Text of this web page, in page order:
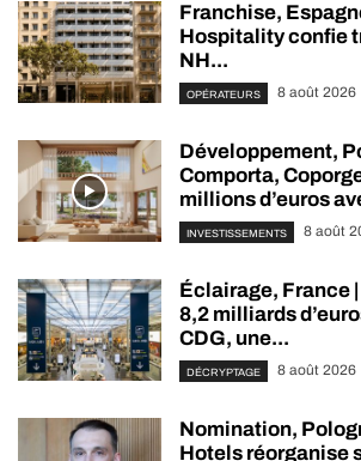
Franchise,
Hospitality confie
NH...
OPÉRATEURS 8 août 2026
Développement,
Comporta,
millions d’euros
INVESTISSEMENTS 8 août
Éclairage, France |
8,2 milliards
CDG, une...
DÉCRYPTAGE 8 août 2026
Nomination,
Hotels réorganise